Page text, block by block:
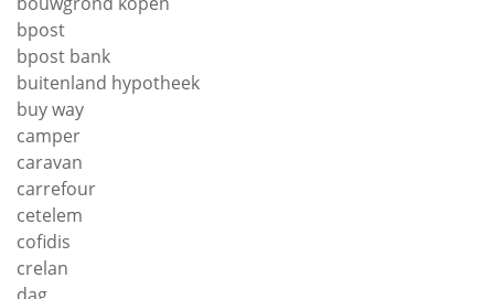
bpost
bpost bank
buitenland hypotheek
buy way
camper
caravan
carrefour
cetelem
cofidis
crelan